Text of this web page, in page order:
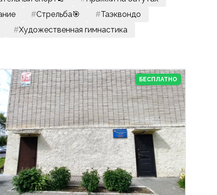
#Стрельба🎯 #Таэквондо
#Художественная гимнастика
БЕСПЛАТНО